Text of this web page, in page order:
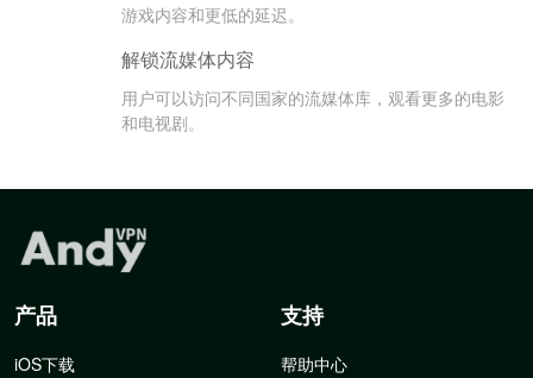
游戏内容和更低的延迟。
解锁流媒体内容
用户可以访问不同国家的流媒体库，观看更多的电影
和电视剧。
产品
iOS下载
支持
帮助中心